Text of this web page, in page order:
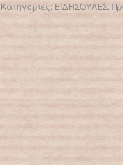
Κατηγορίες: ΕΙΔΗΣΟΥΛΕΣ
← Επιστροφή στο %s
Στη Ρωσία έχουν μάθει να παράγουν βενζίνη υψηλού αριθμού οκτανίων